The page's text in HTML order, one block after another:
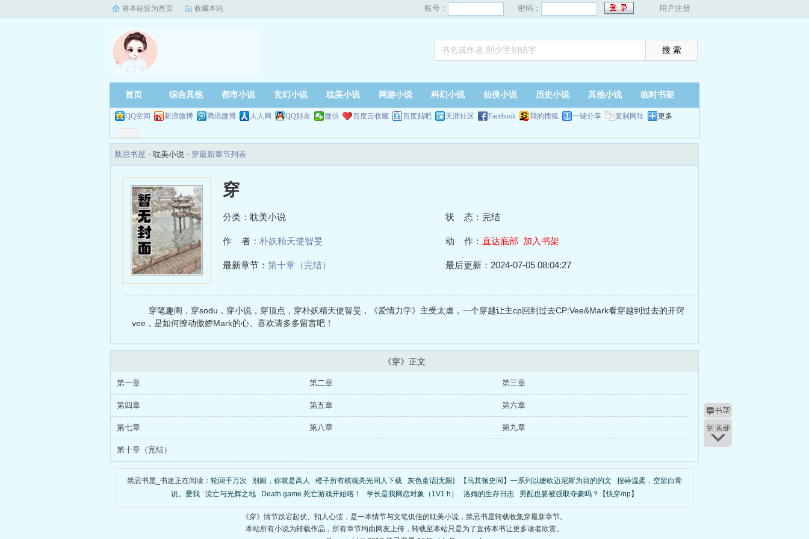
将本站设为首页 收藏本站 账号： 密码： 用户注册
首页 综合其他 都市小说 玄幻小说 耽美小说 网游小说 科幻小说 仙侠小说 历史小说 其他小说 临时书架
QQ空间 新浪微博 腾讯微博 人人网 QQ好友 微信 百度云收藏 百度贴吧 天涯社区 Facebook 我的搜狐 一键分享 复制网址 更多
禁忌书屋 - 耽美小说 - 穿最新章节列表
穿
分类：耽美小说 状 态：完结
作 者： 朴妖精天使智旻 动 作： 直达底部 加入书架
最新章节： 第十章（完结） 最后更新：2024-07-05 08:04:27
穿笔趣阁，穿sodu，穿小说，穿顶点，穿朴妖精天使智旻，《爱情力学》主受太虐，一个穿越让主cp回到过去CP:Vee&Mark看穿越到过去的开窍
vee，是如何撩动傲娇Mark的心。喜欢请多多留言吧！
《穿》正文
第一章 第二章 第三章
第四章 第五章 第六章
第七章 第八章 第九章
第十章（完结）
禁忌书屋_书迷正在阅读： 轮回千万次 别闹，你就是高人 橙子所有棋魂亮光同人下载 灰色童话[无限] 【马其顿史同】一系列以嬷欧迈尼斯为目的的文
捏碎温柔，空留白骨
说。爱我
流亡与光辉之地 Death game 死亡游戏开始咯！ 学长是我网恋对象（1V1 h） 洛姆的生存日志 男配也要被强取夺豪吗？【快穿/np】
《穿》情节跌宕起伏、扣人心弦，是一本情节与文笔俱佳的耽美小说，禁忌书屋转载收集穿最新章节。
本站所有小说为转载作品，所有章节均由网友上传，转载至本站只是为了宣传本书让更多读者欣赏。